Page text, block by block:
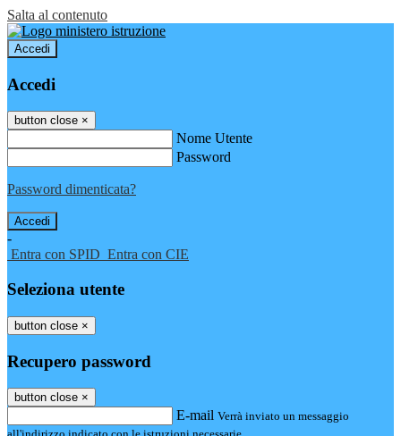
Salta al contenuto
Accedi
Accedi
button close ×
Nome Utente
Password
Password dimenticata?
-
Entra con SPID Entra con CIE
Seleziona utente
button close ×
Recupero password
button close ×
E-mail Verrà inviato un messaggio